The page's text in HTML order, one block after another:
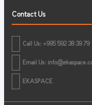
Contact Us
Call Us: +995 592 38 39 79
Email Us:
EKASPACE